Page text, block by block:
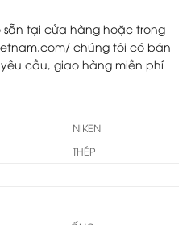
sẵn tại cửa hàng hoặc trong
chúng tôi có bán
cầu, giao hàng miễn phí
NIKEN
THÉP